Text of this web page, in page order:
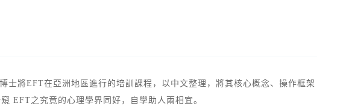
將EFT在亞洲地區進行的培訓課程，以中文整理，將其核心概念、操作框架
EFT之究竟的心理學界同好，自學助人兩相宜。